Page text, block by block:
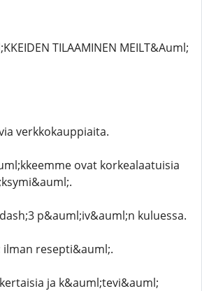
TILAAMINEN MEILT&Auml;
verkkokauppiaita.
ovat korkealaatuisia
p&auml;iv&auml;n kuluessa.
resepti&auml;.
​​ja k&auml;tevi&auml;